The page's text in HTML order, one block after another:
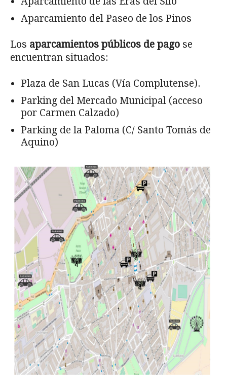
Aparcamiento del Paseo de los Pinos
Los aparcamientos públicos de pago se
encuentran situados:
Plaza de San Lucas (Vía Complutense).
Parking del Mercado Municipal (acceso
por Carmen Calzado)
Parking de la Paloma (C/ Santo Tomás de
Aquino)